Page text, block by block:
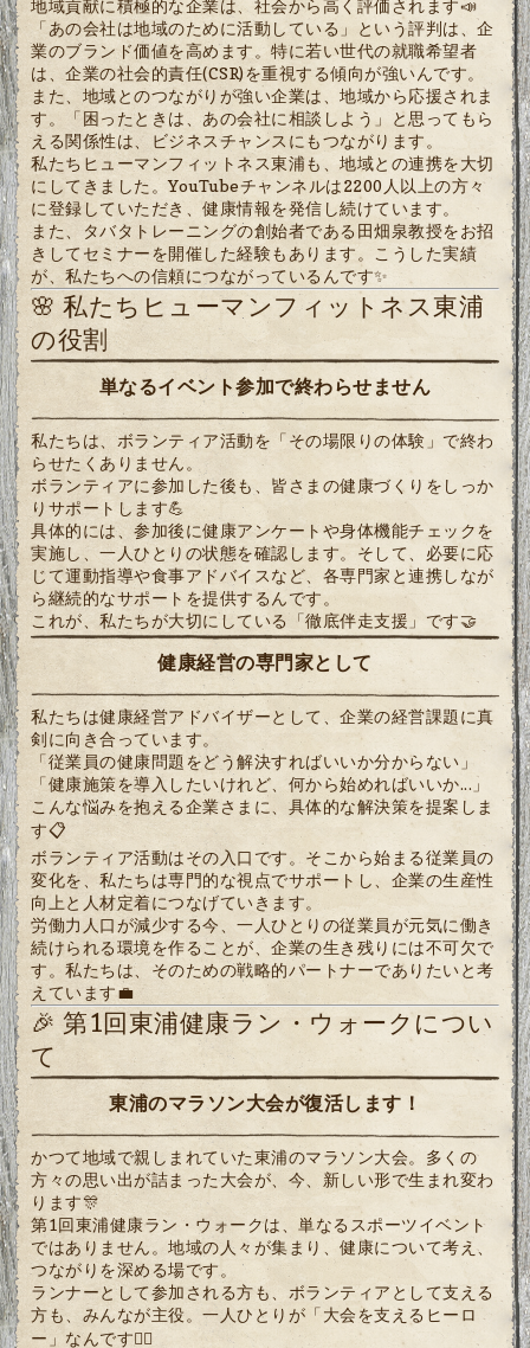
地域貢献に積極的な企業は、社会から高く評価されます📣
「あの会社は地域のために活動している」という評判は、企
業のブランド価値を高めます。特に若い世代の就職希望者
は、企業の社会的責任(CSR)を重視する傾向が強いんです。
また、地域とのつながりが強い企業は、地域から応援されま
す。「困ったときは、あの会社に相談しよう」と思ってもら
える関係性は、ビジネスチャンスにもつながります。
私たちヒューマンフィットネス東浦も、地域との連携を大切
にしてきました。YouTubeチャンネルは2200人以上の方々
に登録していただき、健康情報を発信し続けています。
また、タバタトレーニングの創始者である田畑泉教授をお招
きしてセミナーを開催した経験もあります。こうした実績
が、私たちへの信頼につながっているんです✨
🌸 私たちヒューマンフィットネス東浦
の役割
単なるイベント参加で終わらせません
私たちは、ボランティア活動を「その場限りの体験」で終わ
らせたくありません。
ボランティアに参加した後も、皆さまの健康づくりをしっか
りサポートします💪
具体的には、参加後に健康アンケートや身体機能チェックを
実施し、一人ひとりの状態を確認します。そして、必要に応
じて運動指導や食事アドバイスなど、各専門家と連携しなが
ら継続的なサポートを提供するんです。
これが、私たちが大切にしている「徹底伴走支援」です🤝
健康経営の専門家として
私たちは健康経営アドバイザーとして、企業の経営課題に真
剣に向き合っています。
「従業員の健康問題をどう解決すればいいか分からない」
「健康施策を導入したいけれど、何から始めればいいか...」
こんな悩みを抱える企業さまに、具体的な解決策を提案しま
す📋
ボランティア活動はその入口です。そこから始まる従業員の
変化を、私たちは専門的な視点でサポートし、企業の生産性
向上と人材定着につなげていきます。
労働力人口が減少する今、一人ひとりの従業員が元気に働き
続けられる環境を作ることが、企業の生き残りには不可欠で
す。私たちは、そのための戦略的パートナーでありたいと考
えています💼
🎉 第1回東浦健康ラン・ウォークについ
て
東浦のマラソン大会が復活します！
かつて地域で親しまれていた東浦のマラソン大会。多くの
方々の思い出が詰まった大会が、今、新しい形で生まれ変わ
ります🎊
第1回東浦健康ラン・ウォークは、単なるスポーツイベント
ではありません。地域の人々が集まり、健康について考え、
つながりを深める場です。
ランナーとして参加される方も、ボランティアとして支える
方も、みんなが主役。一人ひとりが「大会を支えるヒーロ
ー」なんです🦸‍♀️